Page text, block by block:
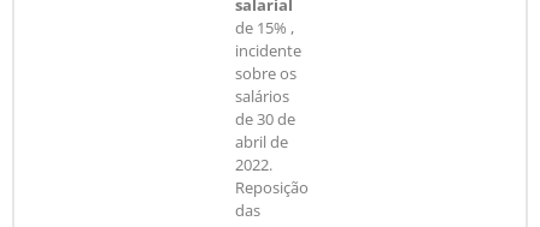
de 15% ,
incidente
sobre os
salários
de 30 de
abril de
2022.
Reposição
das